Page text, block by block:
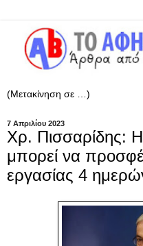
7 Απριλίου 2023
Χρ. Πισσαρίδης:
μπορεί να
εργασίας 4